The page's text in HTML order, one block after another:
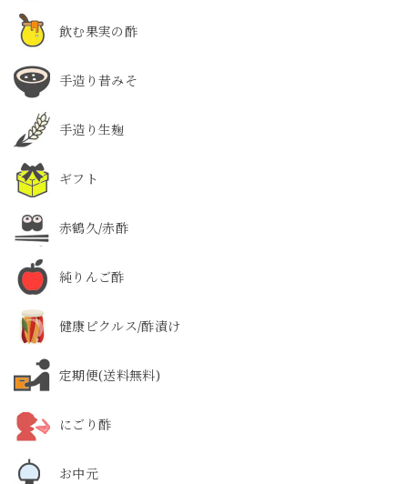
飲む果実の酢
手造り昔みそ
手造り生麹
ギフト
赤鶴久/赤酢
純りんご酢
健康ピクルス/酢漬け
定期便(送料無料)
にごり酢
お中元